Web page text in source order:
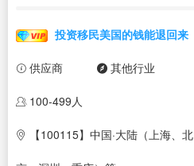
投资移民美国的钱能退回来
供应商 其他行业
100-499人
【100115】中国·大陆（上海、北